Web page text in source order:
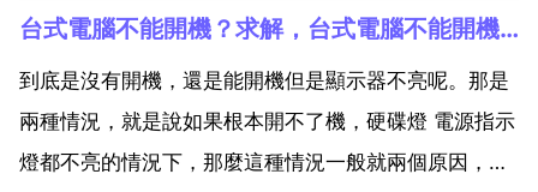
電再開機 2 手機充電介面或者電池問題，可以檢查維修
3 系統問題，宕機，可以重新刷機試試 4...
台式電腦不能開機？求解，台式電腦不能開機怎麼辦
到底是沒有開機，還是能開機但是顯示器不亮呢。那是
兩種情況，就是說如果根本開不了機，硬碟燈 電源指示
燈都不亮的情況下，那麼這種情況一般就兩個原因，乙